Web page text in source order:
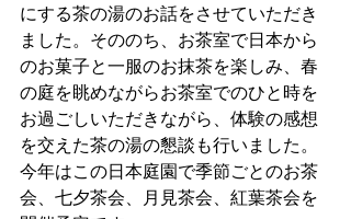
にする茶の湯のお話をさせていただき
ました。そののち、お茶室で日本から
のお菓子と一服のお抹茶を楽しみ、春
の庭を眺めながらお茶室でのひと時を
お過ごしいただきながら、体験の感想
を交えた茶の湯の懇談も行いました。
今年はこの日本庭園で季節ごとのお茶
会、七夕茶会、月見茶会、紅葉茶会を